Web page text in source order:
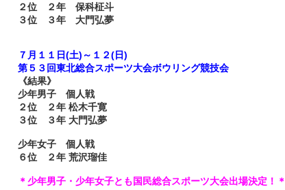
２位 ２年 保科柾斗
３位 ３年 大門弘夢
７月１１日(土)～１２(日)
第５３回東北総合スポーツ大会ボウリング競技会
《結果》
少年男子 個人戦
２位 ２年 松木千寛
３位 ３年 大門弘夢
少年女子 個人戦
６位 ２年 荒沢瑠佳
＊少年男子・少年女子とも国民総合スポーツ大会出場決定！＊